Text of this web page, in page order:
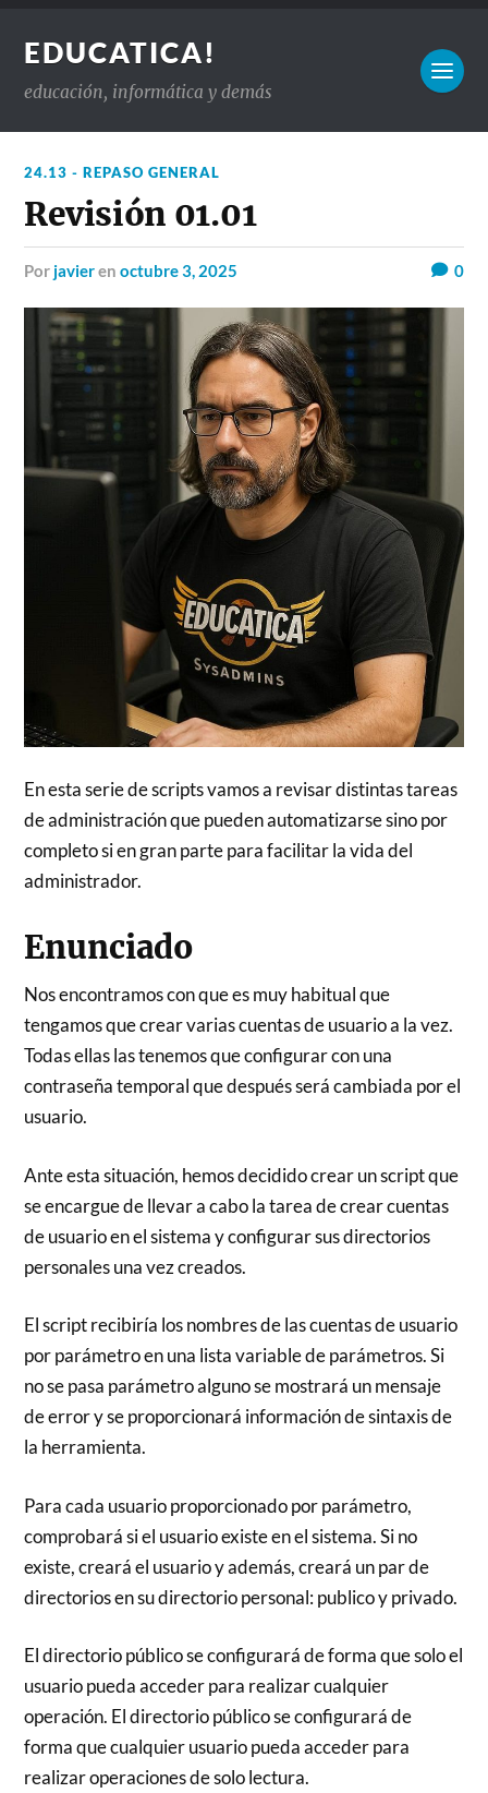
EDUCATICA!
educación, informática y demás
24.13 - REPASO GENERAL
Revisión 01.01
por javierenoctubre 3, 2025 0
En esta serie de scripts vamos a revisar distintas tareas
de administración que pueden automatizarse sino por
completo si en gran parte para facilitar la vida del
administrador.
Enunciado
Nos encontramos con que es muy habitual que
tengamos que crear varias cuentas de usuario a la vez.
Todas ellas las tenemos que configurar con una
contraseña temporal que después será cambiada por el
usuario.
Ante esta situación, hemos decidido crear un script que
se encargue de llevar a cabo la tarea de crear cuentas
de usuario en el sistema y configurar sus directorios
personales una vez creados.
El script recibiría los nombres de las cuentas de usuario
por parámetro en una lista variable de parámetros. Si
no se pasa parámetro alguno se mostrará un mensaje
de error y se proporcionará información de sintaxis de
la herramienta.
Para cada usuario proporcionado por parámetro,
comprobará si el usuario existe en el sistema. Si no
existe, creará el usuario y además, creará un par de
directorios en su directorio personal: publico y privado.
El directorio público se configurará de forma que solo el
usuario pueda acceder para realizar cualquier
operación. El directorio público se configurará de
forma que cualquier usuario pueda acceder para
realizar operaciones de solo lectura.